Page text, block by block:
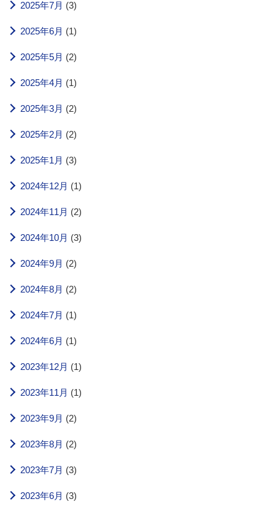
2025年7月 (3)
2025年6月 (1)
2025年5月 (2)
2025年4月 (1)
2025年3月 (2)
2025年2月 (2)
2025年1月 (3)
2024年12月 (1)
2024年11月 (2)
2024年10月 (3)
2024年9月 (2)
2024年8月 (2)
2024年7月 (1)
2024年6月 (1)
2023年12月 (1)
2023年11月 (1)
2023年9月 (2)
2023年8月 (2)
2023年7月 (3)
2023年6月 (3)